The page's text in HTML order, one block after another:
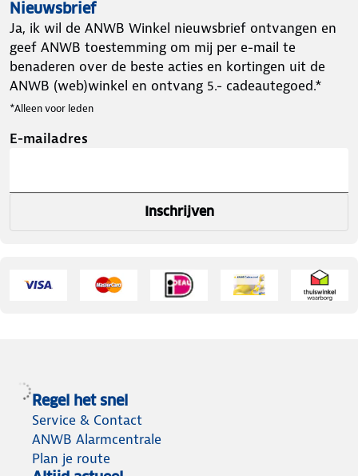
Nieuwsbrief
Ja, ik wil de ANWB Winkel nieuwsbrief ontvangen en
geef ANWB toestemming om mij per e-mail te
benaderen over de beste acties en kortingen uit de
ANWB (web)winkel en ontvang 5.- cadeautegoed.*
*Alleen voor leden
E-mailadres
Inschrijven
Regel het snel
Service & Contact
ANWB Alarmcentrale
Plan je route